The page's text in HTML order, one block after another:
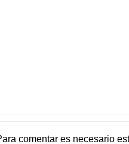
comentar es necesario